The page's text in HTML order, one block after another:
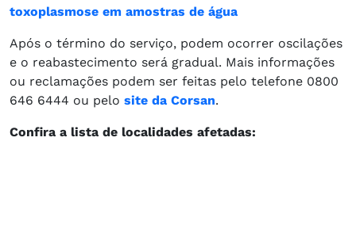
toxoplasmose em amostras de água
Após o término do serviço, podem ocorrer oscilações
e o reabastecimento será gradual. Mais informações
ou reclamações podem ser feitas pelo telefone 0800
646 6444 ou pelo site da Corsan.
Confira a lista de localidades afetadas: